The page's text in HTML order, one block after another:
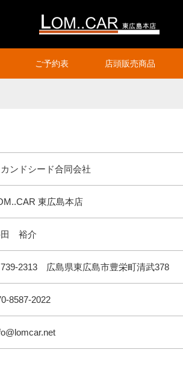
ご予約表 店頭販売商品
ンドシード合同会社
東広島本店
田 裕介
2313 広島県東広島市豊栄町清武378
8587-2022